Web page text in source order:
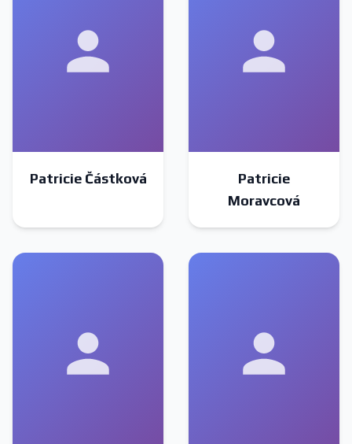
Patricie Částková
Patricie
Moravcová